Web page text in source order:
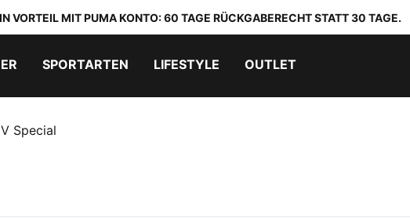
VORTEIL MIT PUMA KONTO: 60 TAGE RÜCKGABERECHT STATT 30 TAGE.
SPORTARTEN LIFESTYLE OUTLET
Special